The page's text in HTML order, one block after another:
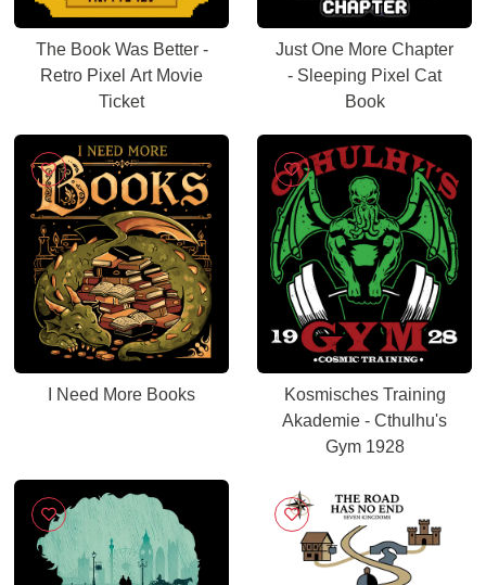
The Book Was Better -
Retro Pixel Art Movie
Ticket
Just One More Chapter
- Sleeping Pixel Cat
Book
I Need More Books
Kosmisches Training
Akademie - Cthulhu's
Gym 1928